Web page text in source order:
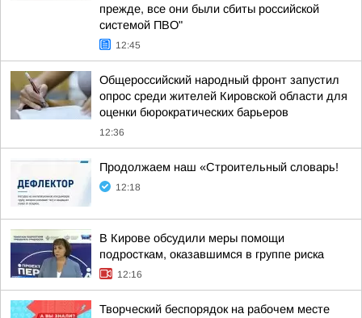
прежде, все они были сбиты российской
системой ПВО"
12:45
Общероссийский народный фронт запустил
опрос среди жителей Кировской области для
оценки бюрократических барьеров
12:36
Продолжаем наш «Строительный словарь!
12:18
В Кирове обсудили меры помощи
подросткам, оказавшимся в группе риска
12:16
Творческий беспорядок на рабочем месте